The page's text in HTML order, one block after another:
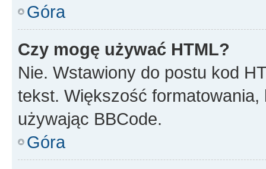
Góra
Czy mogę używać HTML?
Nie. Wstawiony do postu kod
tekst. Większość
używając BBCode.
Góra